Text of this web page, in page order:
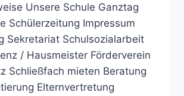
Unsere Schule Ganztag
Schülerzeitung Impressum
Sekretariat Schulsozialarbeit
/ Hausmeister Förderverein
Schließfach mieten Beratung
Elternvertretung